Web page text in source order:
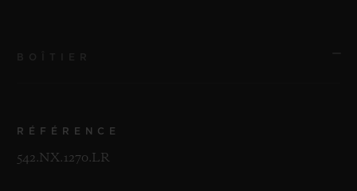
RÉFÉRENCE
542.NX.1270.LR